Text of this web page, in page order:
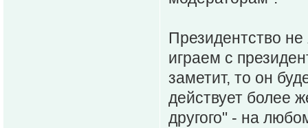
Президентство
играем с
заметит, то он
действует более
другого" - на